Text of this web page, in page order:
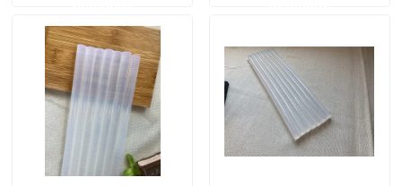
Demande de soumission
ruban adhésif de fonte chaude
Ruban adhésif de tapis